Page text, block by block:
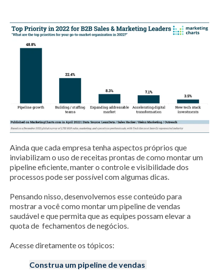
Ainda que cada empresa tenha aspectos próprios que
inviabilizam o uso de receitas prontas de como montar um
pipeline eficiente, manter o controle e visibilidade dos
processos pode ser possível com algumas dicas.
Pensando nisso, desenvolvemos esse conteúdo para
mostrar a você como montar um pipeline de vendas
saudável e que permita que as equipes possam elevar a
quota de fechamentos de negócios.
Acesse diretamente os tópicos:
Construa um pipeline de vendas